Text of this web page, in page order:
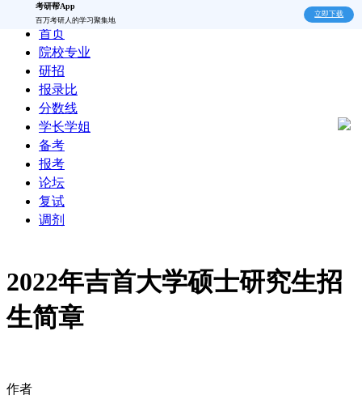
考研帮App
百万考研人的学习聚集地
立即下载
首页
院校专业
研招
报录比
分数线
学长学姐
备考
报考
论坛
复试
调剂
2022年吉首大学硕士研究生招
生简章
作者